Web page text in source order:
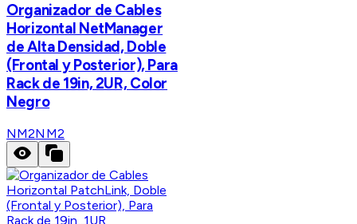
Organizador de Cables
Horizontal NetManager
de Alta Densidad, Doble
(Frontal y Posterior), Para
Rack de 19in, 2UR, Color
Negro
NM2NM2